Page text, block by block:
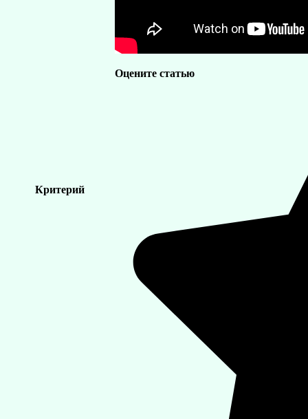
Критерий
Оцените статью